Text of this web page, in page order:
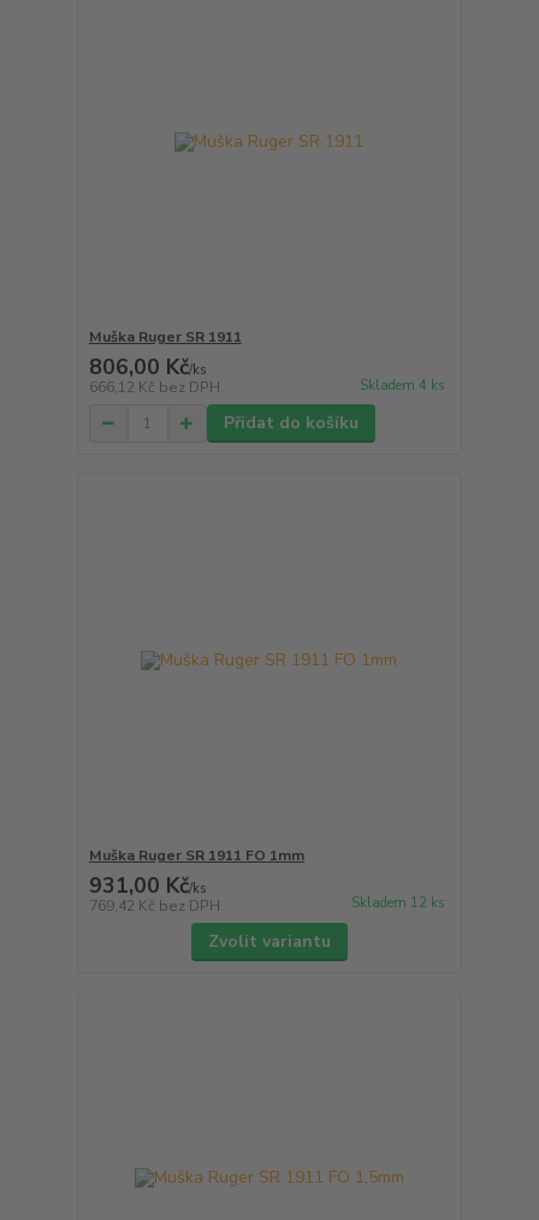
Muška Ruger SR 1911
806,00 Kč/ks
666,12 Kč bez DPH Skladem 4 ks
Přidat do košíku
Muška Ruger SR 1911 FO 1mm
931,00 Kč/ks
769,42 Kč bez DPH Skladem 12 ks
Zvolit variantu